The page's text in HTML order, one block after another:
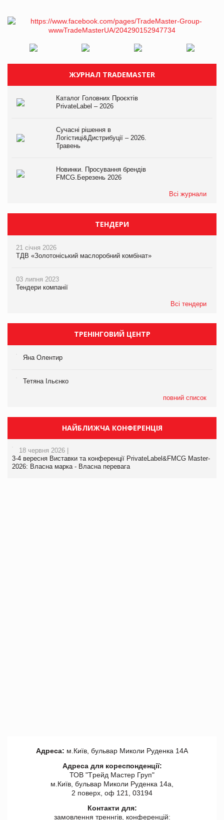
ЖУРНАЛ TRADEMASTER
Каталог Головних Проєктів
PrivateLabel – 2026
Сучасні рішення в
Логістиці&Дистрибуції – 2026.
Травень
Новинки. Просування брендів
FMCG.Березень 2026
Всі журнали
ТЕНДЕРИ
21 січня 2026
ТДВ «Золотоніський маслоробний комбінат»
03 липня 2023
Тендери компанії
Всі тендери
ТРЕНІНГОВИЙ ЦЕНТР
Яна Олентир
Тетяна Ільєнко
повний список
НАЙБЛИЖЧА КОНФЕРЕНЦІЯ
18 червня 2026 |
3-4 вересня Виставки та конференції PrivateLabel&FMCG Master-
2026: Власна марка - Власна перевага
Адреса: м.Київ, бульвар Миколи Руденка 14А
Адреса для кореспонденції:
ТОВ "Tрейд Мастер Груп"
м.Київ, бульвар Миколи Руденка 14а,
2 поверх, оф 121, 03194
Контакти для:
замовлення треннгів, конференцій: